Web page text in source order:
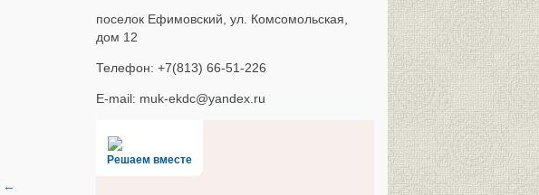
←
поселок Ефимовский, ул. Комсомольская,
дом 12
Телефон: +7(813) 66-51-226
E-mail: muk-ekdc@yandex.ru
Решаем вместе